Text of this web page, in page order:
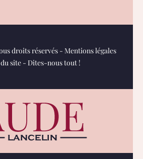
droits réservés - Mentions légales
site- Dites-nous tout !